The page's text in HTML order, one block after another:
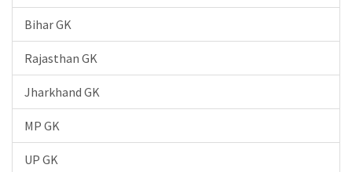
Bihar GK
Rajasthan GK
Jharkhand GK
MP GK
UP GK